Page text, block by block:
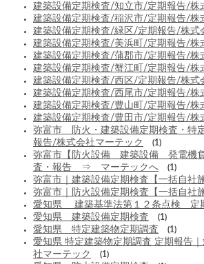
建築設備定期検査/知立市/定期報告/株
建築設備定期検査/稲沢市/定期報告/株
建築設備定期検査/緑区/定期報告/株式
建築設備定期検査/美浜町/定期報告/株
建築設備定期検査/蒲郡市/定期報告/株
建築設備定期検査/蟹江町/定期報告/株
建築設備定期検査/西区/定期報告/株式
建築設備定期検査/西尾市/定期報告/株
建築設備定期検査/豊山町/定期報告/株
建築設備定期検査/豊田市/定期報告/株
弥富市 防火・建築設備定期検査・特
報告/株式会社マーテック
(1)
弥富市【防火設備 建築設備 発電機
査・報告 ⇒ マーテックへ
(1)
弥富市｜建築設備定期検査【一括自社
弥富市｜防火設備定期検査【一括自社
愛知県 建築基準法第１２条点検 定
愛知県 建築設備定期検査 (1)
愛知県 特定建築物定期調査 (1)
愛知県 特定建築物定期調査 定期報告
社マーテック
(1)